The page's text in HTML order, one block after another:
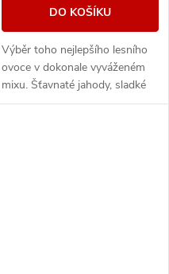
DO KOŠÍKU
Výběr toho nejlepšího lesního
ovoce v dokonale vyváženém
mixu. Šťavnaté jahody, sladké
maliny nebo vyzrálé borůvky, to